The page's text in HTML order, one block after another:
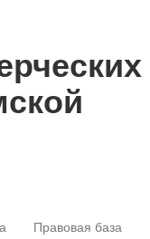
Правовая база